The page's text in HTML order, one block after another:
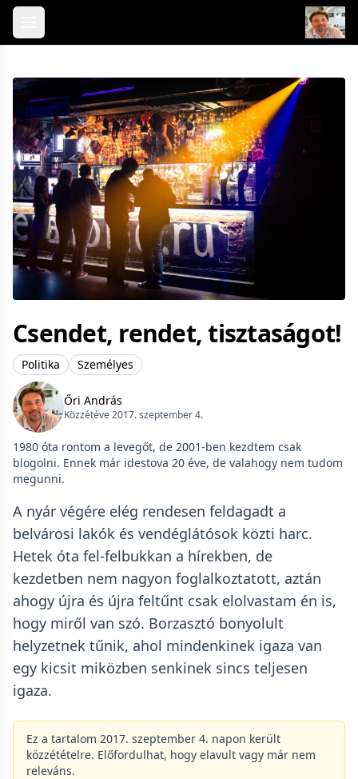
Skip to content
Csendet, rendet, tisztaságot!
Politika Személyes
Őri András
Közzétéve 2017. szeptember 4.
1980 óta rontom a levegőt, de 2001-ben kezdtem csak
blogolni. Ennek már idestova 20 éve, de valahogy nem tudom
megunni.
A nyár végére elég rendesen feldagadt a
belvárosi lakók és vendéglátósok közti harc.
Hetek óta fel-felbukkan a hírekben, de
kezdetben nem nagyon foglalkoztatott, aztán
ahogy újra és újra feltűnt csak elolvastam én is,
hogy miről van szó. Borzasztó bonyolult
helyzetnek tűnik, ahol mindenkinek igaza van
egy kicsit miközben senkinek sincs teljesen
igaza.
Ez a tartalom 2017. szeptember 4. napon került
közzétételre. Előfordulhat, hogy elavult vagy már nem
releváns.